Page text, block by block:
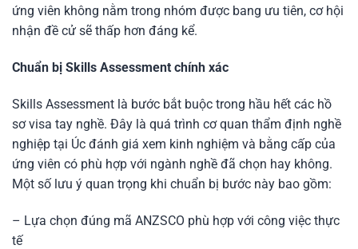
ứng viên không nằm trong nhóm được bang ưu tiên, cơ hội
nhận đề cử sẽ thấp hơn đáng kể.
Chuẩn bị Skills Assessment chính xác
Skills Assessment là bước bắt buộc trong hầu hết các hồ
sơ visa tay nghề. Đây là quá trình cơ quan thẩm định nghề
nghiệp tại Úc đánh giá xem kinh nghiệm và bằng cấp của
ứng viên có phù hợp với ngành nghề đã chọn hay không.
Một số lưu ý quan trọng khi chuẩn bị bước này bao gồm:
– Lựa chọn đúng mã ANZSCO phù hợp với công việc thực
tế